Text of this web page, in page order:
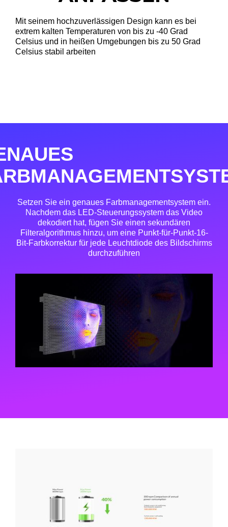
Mit seinem hochzuverlässigen Design kann es bei
extrem kalten Temperaturen von bis zu -40 Grad
Celsius und in heißen Umgebungen bis zu 50 Grad
Celsius stabil arbeiten
Setzen Sie ein genaues Farbmanagementsystem ein.
Nachdem das LED-Steuerungssystem das Video
dekodiert hat, fügen Sie einen sekundären
Filteralgorithmus hinzu, um eine Punkt-für-Punkt-16-
Bit-Farbkorrektur für jede Leuchtdiode des Bildschirms
durchzuführen